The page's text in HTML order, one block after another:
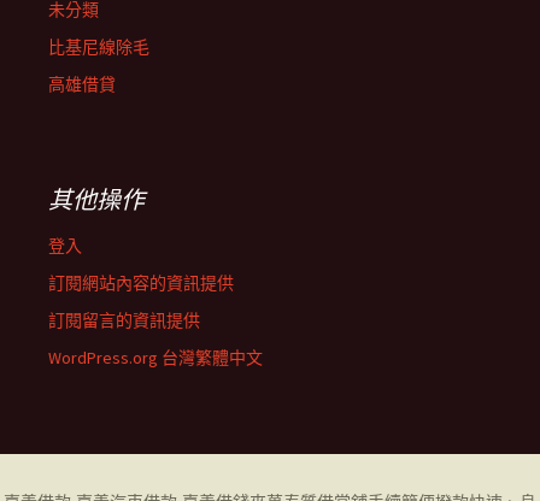
未分類
比基尼線除毛
高雄借貸
其他操作
登入
訂閱網站內容的資訊提供
訂閱留言的資訊提供
WordPress.org 台灣繁體中文